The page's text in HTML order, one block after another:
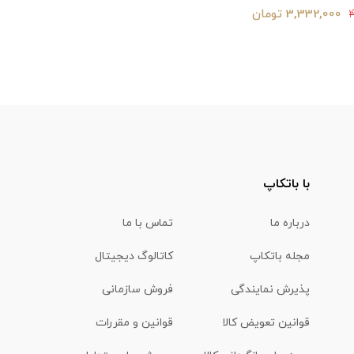
3,332,000 تومان
با باتکاپ
درباره ما تماس با ما
مجله باتکاپ کاتالوگ دیجیتال
پذیرش نمایندگی فروش سازمانی
قوانین تعویض کالا قوانین و مقررات